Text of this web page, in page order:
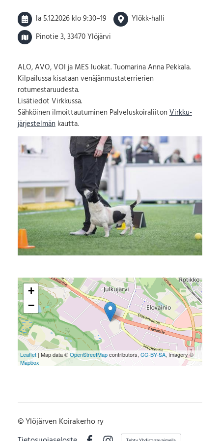
la 5.12.2026 klo 9:30–19
Ylökk-halli
Pinotie 3, 33470 Ylöjärvi
ALO, AVO, VOI ja MES luokat. Tuomarina Anna Pekkala.
Kilpailussa kisataan venäjänmustaterrierien
rotumestaruudesta.
Lisätiedot Virkkussa.
Sähköinen ilmoittautuminen PalveluskoiraliitonVirkku-
järjestelmänkautta.
+
−
Leaflet| Map data ©OpenStreetMapcontributors, CC-BY-SA, Imagery ©
Mapbox
©Ylöjärven Koirakerho ry